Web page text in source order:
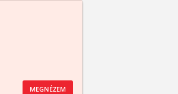
MEGNÉZEM